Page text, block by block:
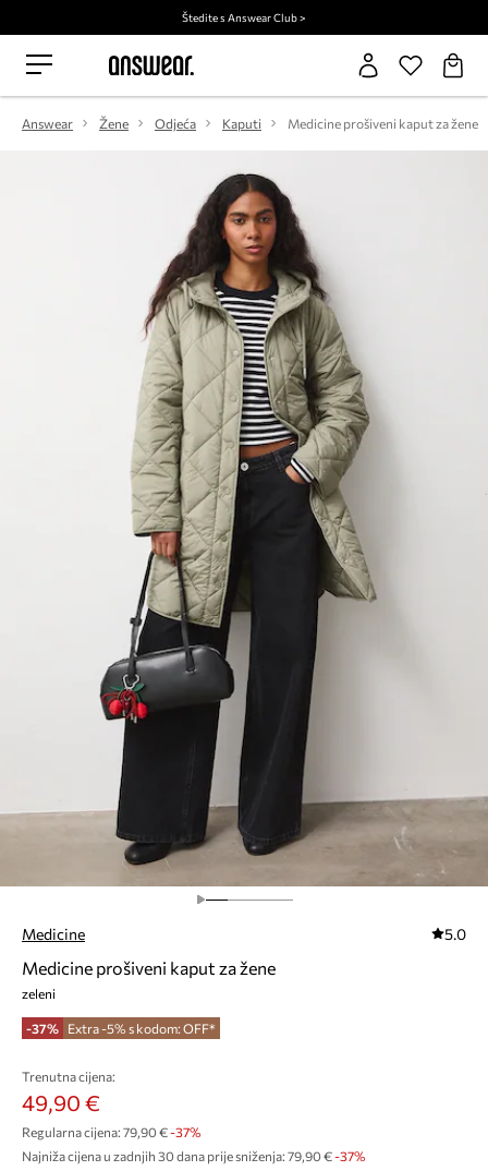
Štedite s Answear Club >
Answear Žene Odjeća Kaputi Medicine prošiveni kaput za žene
Medicine 5.0
Medicine prošiveni kaput za žene
zeleni
-37% Extra -5% s kodom: OFF*
Trenutna cijena:
49,90 €
Regularna cijena: 79,90 €-37%
Najniža cijena u zadnjih 30 dana prije sniženja: 79,90 € -37%